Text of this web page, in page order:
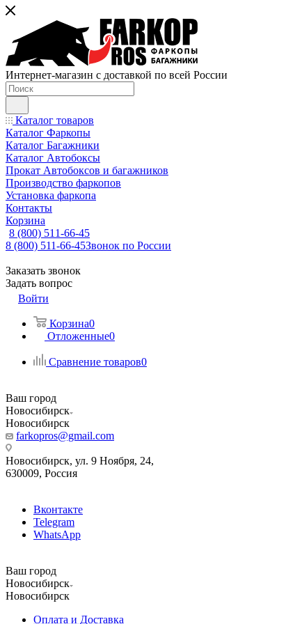
Интернет-магазин с доставкой по всей России
Каталог товаров
Каталог Фаркопы
Каталог Багажники
Каталог Автобоксы
Прокат Автобоксов и багажников
Производство фаркопов
Установка фаркопа
Контакты
Корзина
8 (800) 511-66-45
8 (800) 511-66-45Звонок по России
Заказать звонок
Задать вопрос
Войти
Корзина0
Отложенные0
Сравнение товаров0
Ваш город
Новосибирск
Новосибирск
farkopros@gmail.com
Новосибирск, ул. 9 Ноября, 24,
630009, Россия
Вконтакте
Telegram
WhatsApp
Ваш город
Новосибирск
Новосибирск
Оплата и Доставка